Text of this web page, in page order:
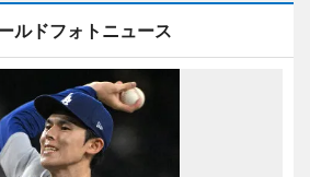
ルドフォトニュース